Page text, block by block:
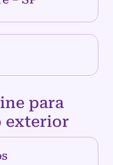
para
exterior